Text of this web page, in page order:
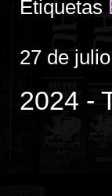
Etiquetas
27 de
2024 -
Bag